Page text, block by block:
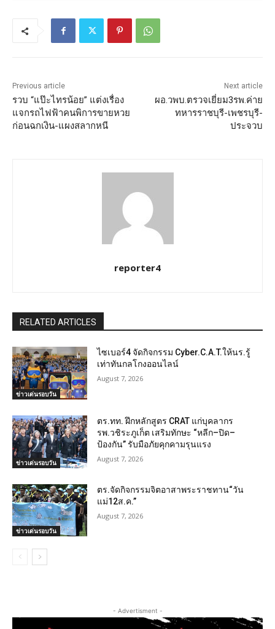
Previous article
รวบ “แป๊ะไทรน้อย” แต่งเรื่อง
แจกรถไฟฟ้าคนพิการขายหวย
ก่อนฉกเงิน-แผงสลากหนี
Next article
ผอ.วพบ.ตรวจเยี่ยม3รพ.ค่าย
ทหารราชบุรี-เพชรบุรี-
ประจวบ
reporter4
RELATED ARTICLES
ข่าวเด่นรอบวัน
ไซเบอร์4 จัดกิจกรรม Cyber.C.A.T.ให้นร.รู้
เท่าทันกลโกงออนไลน์
August 7, 2026
ข่าวเด่นรอบวัน
ตร.ทท. ฝึกหลักสูตร CRAT แก่บุคลากร
รพ.วชิระภูเก็ต เสริมทักษะ “หลีก–ปิด–
ป้องกัน” รับมือภัยคุกคามรุนแรง
August 7, 2026
ข่าวเด่นรอบวัน
ตร.จัดกิจกรรมจิตอาสาพระราชทาน“วัน
แม่12ส.ค.”
August 7, 2026
- Advertisment -